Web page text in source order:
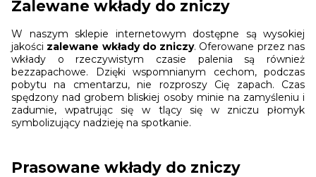
Zalewane wkłady do zniczy
W naszym sklepie internetowym dostępne są wysokiej
jakości zalewane wkłady do zniczy. Oferowane przez nas
wkłady o rzeczywistym czasie palenia są również
bezzapachowe. Dzięki wspomnianym cechom, podczas
pobytu na cmentarzu, nie rozproszy Cię zapach. Czas
spędzony nad grobem bliskiej osoby minie na zamyśleniu i
zadumie, wpatrując się w tlący się w zniczu płomyk
symbolizujący nadzieję na spotkanie.
Prasowane wkłady do zniczy